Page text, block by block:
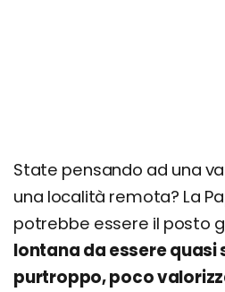
Guinea? Prezzi, offerte e
State pensando ad una
una località remota? La
potrebbe essere il posto
lontana da essere quasi
purtroppo, poco